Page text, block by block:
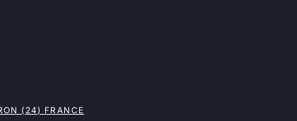
(24) FRANCE